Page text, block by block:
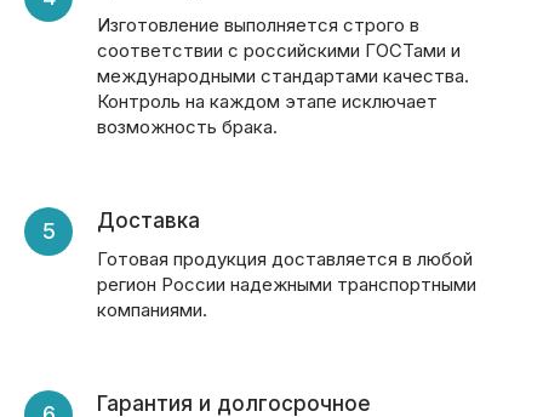
Изготовление выполняется строго в
соответствии с российскими ГОСТами и
международными стандартами качества.
Контроль на каждом этапе исключает
возможность брака.
Доставка
Готовая продукция доставляется в любой
регион России надежными транспортными
компаниями.
Гарантия и долгосрочное